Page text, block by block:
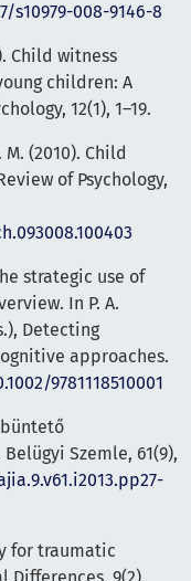
s10979-008-9146-8
Child witness
children: A
12(1), 1–19.
M. (2010). Child
of Psychology,
strategic use of
In P. A.
Detecting
approaches.
9781118510001
büntető
Szemle, 61(9),
for traumatic